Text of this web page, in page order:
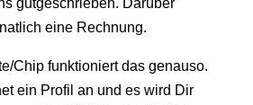
eine Rechnung.
Chip funktioniert das genauso.
ein Profil an und es wird Dir